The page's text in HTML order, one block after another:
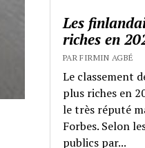
Les
riches en
PAR FIRMIN AGBÉ
Le classement
plus riches en
le très réputé
Forbes. Selon
publics par...